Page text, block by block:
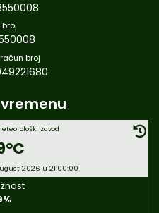
broj
broj
zavod
2026 u 21:00:00